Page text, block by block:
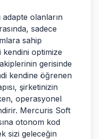
adapte olanların
sadece
sahip
optimize
gerisinde
kendine öğrenen
şirketinizin
operasyonel
Mercuris Soft
otonom kod
sizi geleceğin